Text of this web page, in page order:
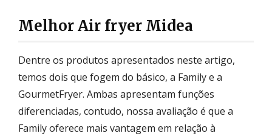
Melhor Air fryer Midea
Dentre os produtos apresentados neste artigo,
temos dois que fogem do básico, a Family e a
GourmetFryer. Ambas apresentam funções
diferenciadas, contudo, nossa avaliação é que a
Family oferece mais vantagem em relação à